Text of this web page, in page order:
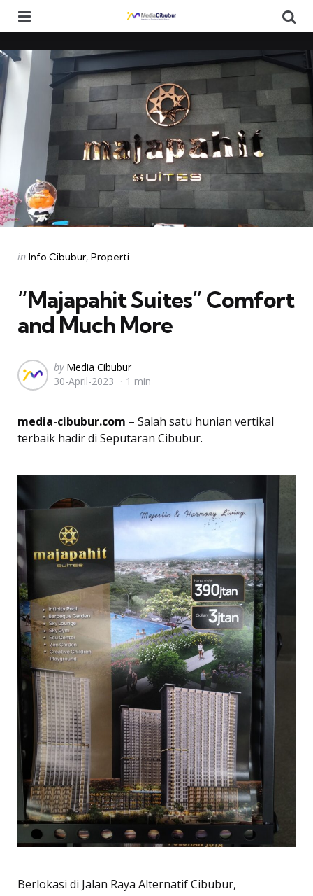
Categories
Posted
in Info Cibubur Properti
“Majapahit Suites” Comfort
and Much More
Posted
by
by Media Cibubur
30-April-2023
1 min
media-cibubur.com – Salah satu hunian vertikal
terbaik hadir di Seputaran Cibubur.
Berlokasi di Jalan Raya Alternatif Cibubur,